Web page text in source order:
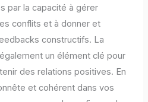
par la capacité à gérer
conflits et à donner et
constructifs. La
un élément clé pour
des relations positives. En
et cohérent dans vos